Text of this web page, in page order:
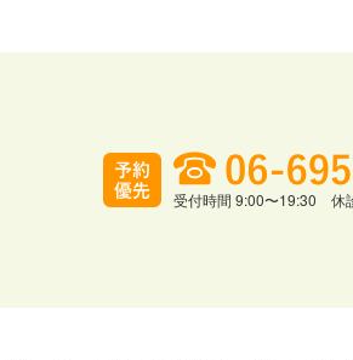
受付時間 9:00〜19:30 休